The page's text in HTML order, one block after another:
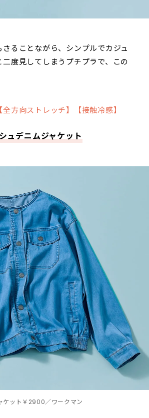
ることながら、シンプルでカジュ
二度見してしまうプチプラで、この
全方向ストレッチ】【接触冷感】
ュデニムジャケット
ケット￥2900／ワークマン